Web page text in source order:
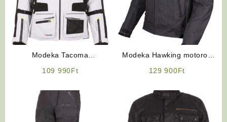
Modeka Tacoma
109 990Ft
Modeka Hawking motoros
129 900Ft